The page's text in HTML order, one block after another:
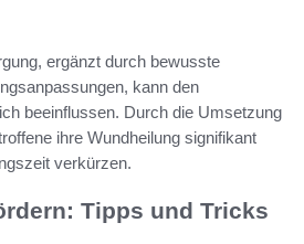
ergänzt durch bewusste
kann den
beeinflussen. Durch die Umsetzung
ihre Wundheilung signifikant
verkürzen.
Tipps und Tricks